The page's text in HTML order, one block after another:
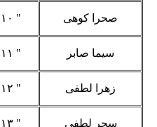
صحرا کوهی " ۱۰
سیما صابر " ۱۱
زهرا لطفی " ۱۲
سحر لطفی " ۱۳